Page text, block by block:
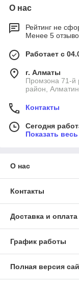
О нас
Рейтинг не
Менее 5
Работает с
г. Алматы
Промзона 71-й
район,
Контакты
Сегодня
Показать
О нас
Контакты
Доставка и оплата
График работы
Полная версия